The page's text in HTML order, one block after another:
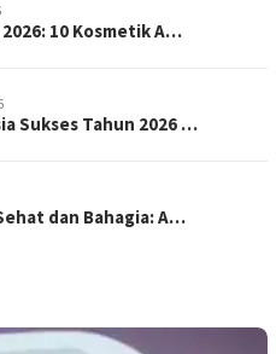
10 Kosmetik A…
Sukses Tahun 2026 …
dan Bahagia: A…